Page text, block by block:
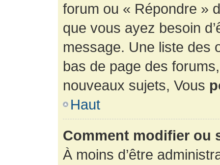
forum ou « Répondre »
que vous ayez besoin
message. Une liste des
bas de page des
nouveaux sujets, Vous
Haut
Comment modifier ou
À moins d’être